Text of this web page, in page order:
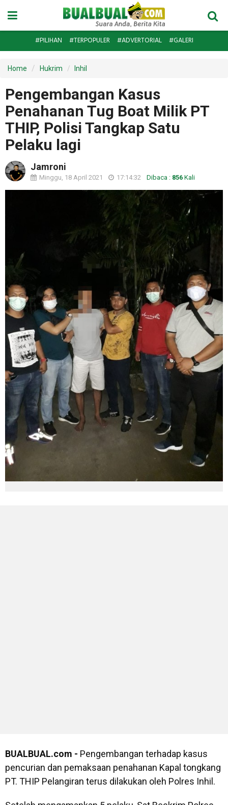
#PILIHAN #TERPOPULER #ADVERTORIAL #GALERI
Home Hukrim Inhil
Pengembangan Kasus
Penahanan Tug Boat Milik PT
THIP, Polisi Tangkap Satu
Pelaku lagi
Jamroni
Minggu, 18 April 2021 17:14:32 Dibaca : 856 Kali
BUALBUAL.com - Pengembangan terhadap kasus
pencurian dan pemaksaan penahanan Kapal tongkang
PT. THIP Pelangiran terus dilakukan oleh Polres Inhil.